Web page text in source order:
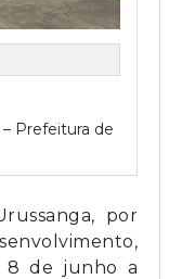
Prefeitura de
por
8 de junho a